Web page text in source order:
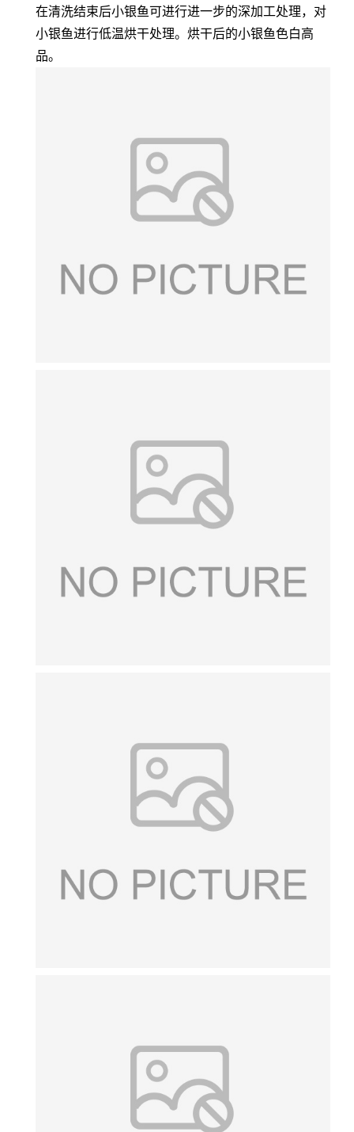
在清洗结束后小银鱼可进行进一步的深加工处理，对
小银鱼进行低温烘干处理。烘干后的小银鱼色白高
品。